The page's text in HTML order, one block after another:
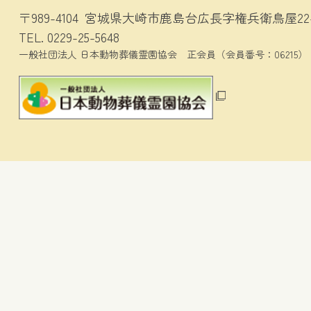
〒989-4104 宮城県大崎市鹿島台広長字権兵衛鳥屋
TEL. 0229-25-5648
一般社団法人 日本動物葬儀霊園協会 正会員（会員番号：06215）